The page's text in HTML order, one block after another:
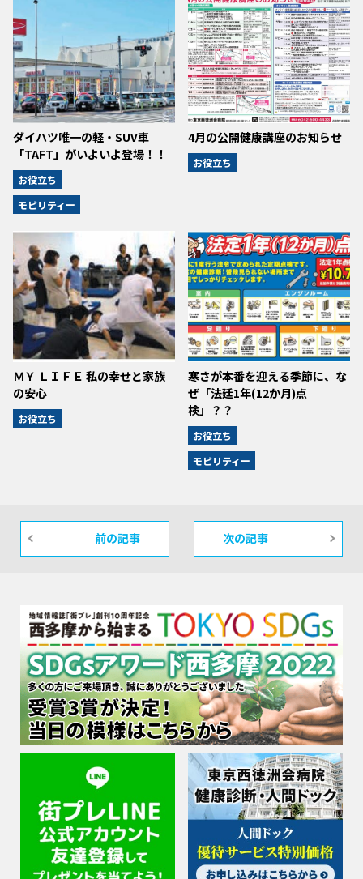
ダイハツ唯一の軽・SUV車
「TAFT」がいよいよ登場！！
お役立ち
モビリティー
4月の公開健康講座のお知らせ
お役立ち
ＭＹ ＬＩＦＥ 私の幸せと家族
の安心
お役立ち
寒さが本番を迎える季節に、な
ぜ「法廷1年(12か月)点
検」？？
お役立ち
モビリティー
前の記事 次の記事